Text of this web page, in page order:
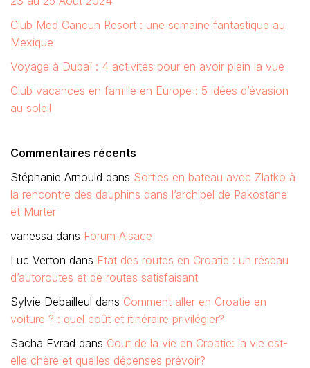
Club Med Cancun Resort : une semaine fantastique au
Mexique
Voyage à Dubaï : 4 activités pour en avoir plein la vue
Club vacances en famille en Europe : 5 idées d’évasion
au soleil
Commentaires récents
Stéphanie Arnould dans Sorties en bateau avec Zlatko à
la rencontre des dauphins dans l’archipel de Pakostane
et Murter
vanessa dans Forum Alsace
Luc Verton dans Etat des routes en Croatie : un réseau
d’autoroutes et de routes satisfaisant
Sylvie Debailleul dans Comment aller en Croatie en
voiture ? : quel coût et itinéraire privilégier?
Sacha Evrad dans Cout de la vie en Croatie: la vie est-
elle chère et quelles dépenses prévoir?